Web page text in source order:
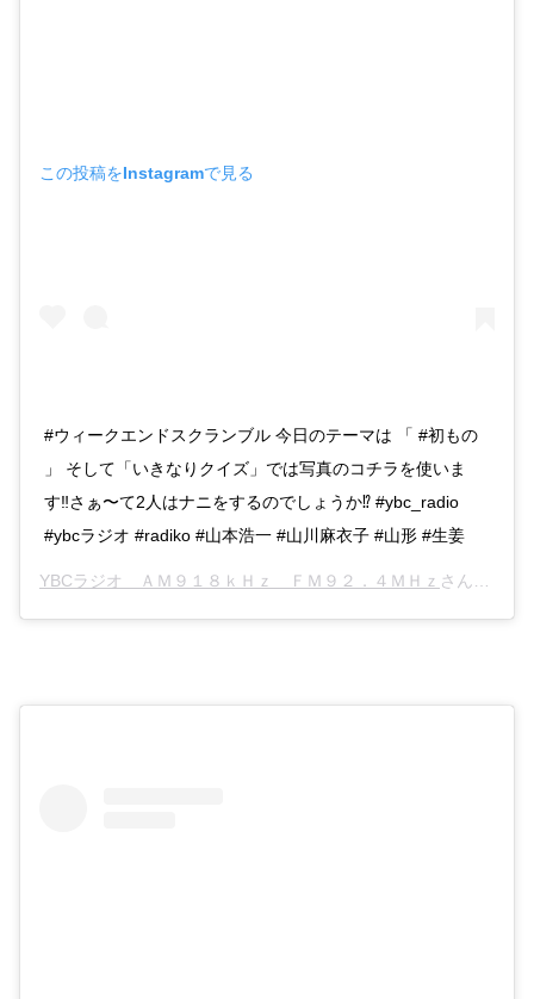
この投稿をInstagramで見る
#ウィークエンドスクランブル 今日のテーマは 「 #初もの
」 そして「いきなりクイズ」では写真のコチラを使いま
す‼️さぁ〜て2人はナニをするのでしょうか⁉️ #ybc_radio
#ybcラジオ #radiko #山本浩一 #山川麻衣子 #山形 #生姜
YBCラジオ ＡＭ９１８ｋＨｚ ＦＭ９２．４ＭＨｚ さん(@ybc_radio)がシェアした投稿 –